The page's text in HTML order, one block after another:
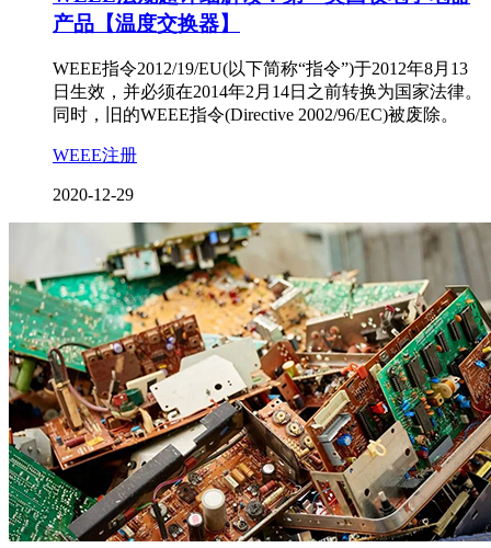
产品【温度交换器】
WEEE指令2012/19/EU(以下简称“指令”)于2012年8月13
日生效，并必须在2014年2月14日之前转换为国家法律。
同时，旧的WEEE指令(Directive 2002/96/EC)被废除。
WEEE注册
2020-12-29